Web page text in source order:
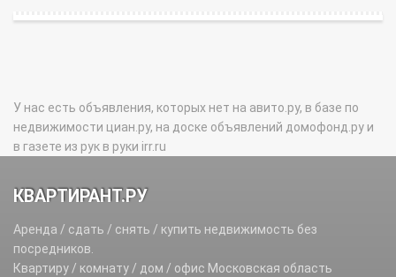
У нас есть объявления, которых нет на авито.ру, в базе по
недвижимости циан.ру, на доске объявлений домофонд.ру и
в газете из рук в руки irr.ru
КВАРТИРАНТ.РУ
Аренда / сдать / снять / купить недвижимость без
посредников.
Квартиру / комнату / дом / офис Московская область